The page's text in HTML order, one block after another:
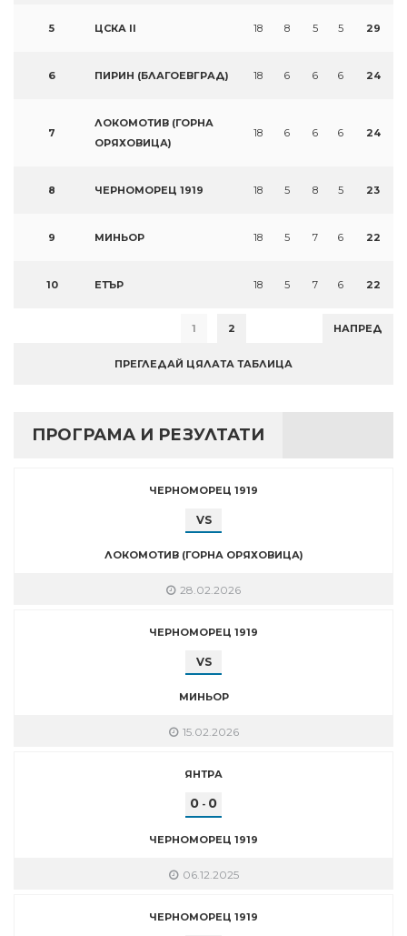
5 ЦСКА II 18 8 5 5 29
6 ПИРИН (БЛАГОЕВГРАД) 18 6 6 6 24
7
ЛОКОМОТИВ (ГОРНА
ОРЯХОВИЦА)
18 6 6 6 24
8 ЧЕРНОМОРЕЦ 1919 18 5 8 5 23
9 МИНЬОР 18 5 7 6 22
10 ЕТЪР 18 5 7 6 22
1 2 НАПРЕД
ПРЕГЛЕДАЙ ЦЯЛАТА ТАБЛИЦА
ПРОГРАМА И РЕЗУЛТАТИ
ЧЕРНОМОРЕЦ 1919
VS
ЛОКОМОТИВ (ГОРНА ОРЯХОВИЦА)
28.02.2026
ЧЕРНОМОРЕЦ 1919
VS
МИНЬОР
15.02.2026
ЯНТРА
0 - 0
ЧЕРНОМОРЕЦ 1919
06.12.2025
ЧЕРНОМОРЕЦ 1919